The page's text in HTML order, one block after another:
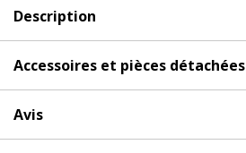
Description
de Système Eurotrack,
ARM Wentex
Systèmes de Rails pour Rideaux
Accessoires et pièces détachées
Eurotrack, EUROTRACK - OVERLAP
Avis